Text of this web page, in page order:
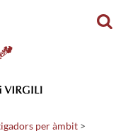
per àmbit >